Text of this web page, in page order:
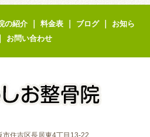
の紹介 料金表 ブログ｜ お知ら
お問い合わせ
住吉区長居東4丁目13-22